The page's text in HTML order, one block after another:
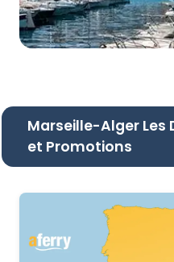
Marseille-Alger Les
et Promotions